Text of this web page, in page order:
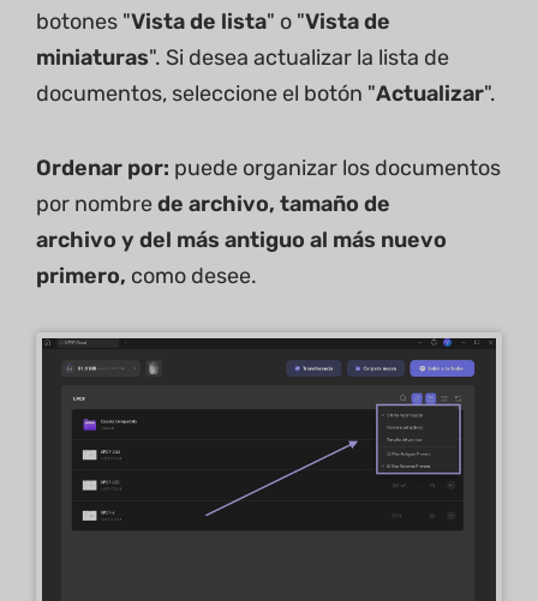
botones "Vista de lista" o "Vista de
miniaturas". Si desea actualizar la lista de
documentos, seleccione el botón "Actualizar".
Ordenar por: puede organizar los documentos
por nombrede archivo, tamaño de
archivo y del más antiguo al más nuevo
primero, como desee.